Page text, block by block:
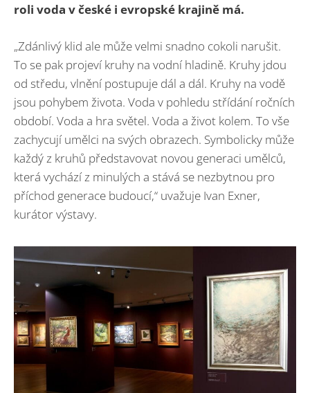
roli voda v české i evropské krajině má.
„Zdánlivý klid ale může velmi snadno cokoli narušit.
To se pak projeví kruhy na vodní hladině. Kruhy jdou
od středu, vlnění postupuje dál a dál. Kruhy na vodě
jsou pohybem života. Voda v pohledu střídání ročních
období. Voda a hra světel. Voda a život kolem. To vše
zachycují umělci na svých obrazech. Symbolicky může
každý z kruhů představovat novou generaci umělců,
která vychází z minulých a stává se nezbytnou pro
příchod generace budoucí,“ uvažuje Ivan Exner,
kurátor výstavy.